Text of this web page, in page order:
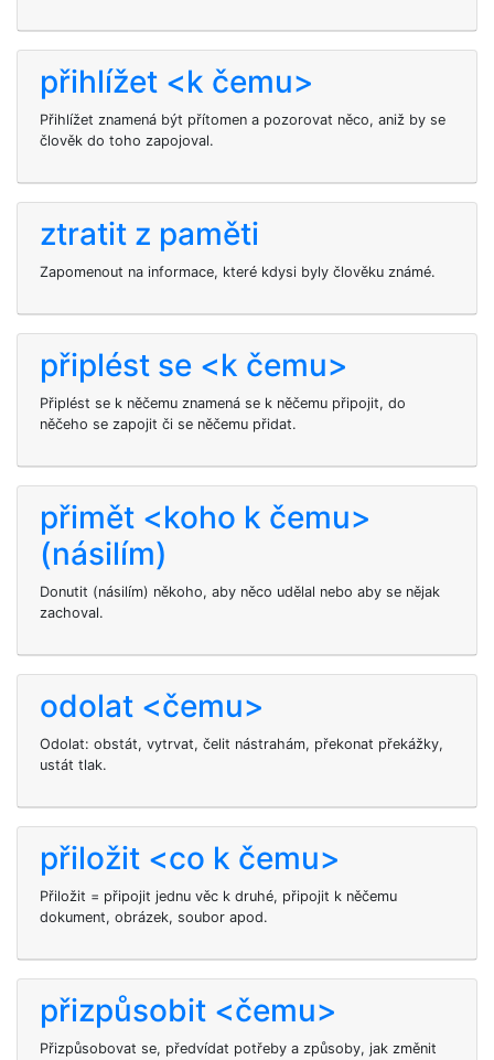
přihlížet <k čemu>
Přihlížet znamená být přítomen a pozorovat něco, aniž by se
člověk do toho zapojoval.
ztratit z paměti
Zapomenout na informace, které kdysi byly člověku známé.
připlést se <k čemu>
Připlést se k něčemu znamená se k něčemu připojit, do
něčeho se zapojit či se něčemu přidat.
přimět <koho k čemu>
(násilím)
Donutit (násilím) někoho, aby něco udělal nebo aby se nějak
zachoval.
odolat <čemu>
Odolat: obstát, vytrvat, čelit nástrahám, překonat překážky,
ustát tlak.
přiložit <co k čemu>
Přiložit = připojit jednu věc k druhé, připojit k něčemu
dokument, obrázek, soubor apod.
přizpůsobit <čemu>
Přizpůsobovat se, předvídat potřeby a způsoby, jak změnit